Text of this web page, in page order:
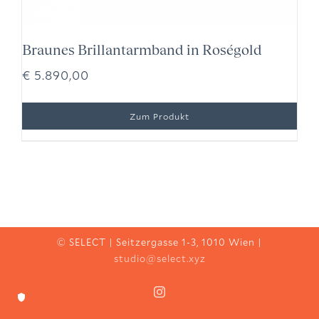
Braunes Brillantarmband in Roségold
€ 5.890,00
© SELECT | Seitzergasse 1-3, 1010 Wien |
studio@select.xyz
Instagram